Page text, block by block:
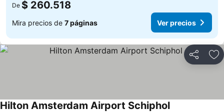
De $ 260.518
Mira precios de 7 páginas Ver precios
Compartir
Hilton Amsterdam Airport Schiphol